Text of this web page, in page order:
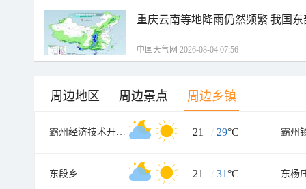
重庆云南等地降雨仍然频繁 我国
中国天气网 2026-08-04 07:56
周边地区 周边景点 周边乡镇
霸州经济技术开发区 21 / 29°C 霸州
东段乡 21 / 31°C 东杨